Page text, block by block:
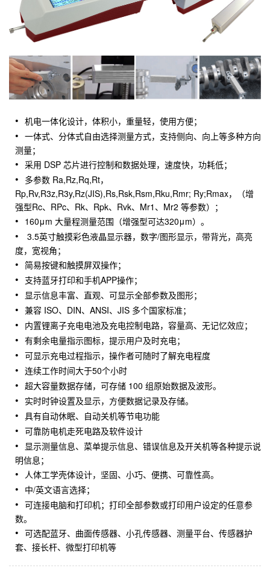
机电一体化设计，体积小，重量轻，使用方便；
一体式、分体式自由选择测量方式，支持侧向、向上等多种方向
测量；
采用 DSP 芯片进行控制和数据处理，速度快，功耗低；
多参数 Ra,Rz,Rq,Rt，
Rp,Rv,R3z,R3y,Rz(JIS),Rs,Rsk,Rsm,Rku,Rmr; Ry;Rmax，（增
强型Rc、RPc、Rk、Rpk、Rvk、Mr1、Mr2 等参数）；
160μm 大量程测量范围（增强型可达320μm）。
3.5英寸触摸彩色液晶显示器，数字/图形显示，带背光，高亮
度，宽视角；
简易按键和触摸屏双操作；
支持蓝牙打印和手机APP操作；
显示信息丰富、直观、可显示全部参数及图形；
兼容 ISO、DIN、ANSI、JIS 多个国家标准；
内置锂离子充电电池及充电控制电路，容量高、无记忆效应；
有剩余电量指示图标，提示用户及时充电；
可显示充电过程指示，操作者可随时了解充电程度
连续工作时间大于50个小时
超大容量数据存储，可存储 100 组原始数据及波形。
实时时钟设置及显示，方便数据记录及存储。
具有自动休眠、自动关机等节电功能
可靠防电机走死电路及软件设计
显示测量信息、菜单提示信息、错误信息及开关机等各种提示说
明信息；
人体工学壳体设计，坚固、小巧、便携、可靠性高。
中/英文语言选择；
可连接电脑和打印机；打印全部参数或打印用户设定的任意参
数。
可选配蓝牙、曲面传感器、小孔传感器、测量平台、传感器护
套、接长杆、微型打印机等